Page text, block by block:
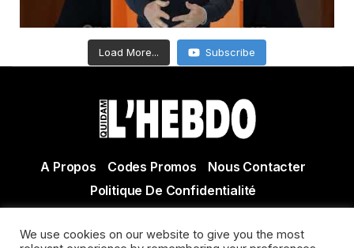
Load More... Subscribe
A Propos Codes Promos
Nous Contacter
Politique De Confidentialité
Actualité Agen - Actualité en lot et Garonne - Actualité
We use cookies on our website to give you the most